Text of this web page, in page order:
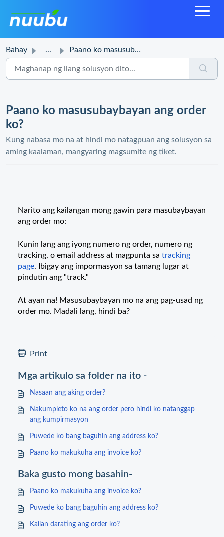
Bahay ... Paano ko masusubaybayan ang order ko?
Paano ko masusubaybayan ang order
ko?
Kung nabasa mo na at hindi mo natagpuan ang solusyon sa
aming kaalaman, mangyaring magsumite ng tiket.
Narito ang kailangan mong gawin para masubaybayan
ang order mo:
Kunin lang ang iyong numero ng order, numero ng
tracking, o email address at magpunta sa tracking
page. Ibigay ang impormasyon sa tamang lugar at
pindutin ang "track."
At ayan na! Masusubaybayan mo na ang pag-usad ng
order mo. Madali lang, hindi ba?
Print
Mga artikulo sa folder na ito -
Nasaan ang aking order?
Nakumpleto ko na ang order pero hindi ko natanggap
ang kumpirmasyon
Puwede ko bang baguhin ang address ko?
Paano ko makukuha ang invoice ko?
Baka gusto mong basahin-
Paano ko makukuha ang invoice ko?
Puwede ko bang baguhin ang address ko?
Kailan darating ang order ko?